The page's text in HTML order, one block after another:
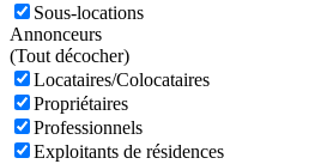
Sous-locations
Annonceurs
(Tout décocher)
Locataires/Colocataires
Propriétaires
Professionnels
Exploitants de résidences